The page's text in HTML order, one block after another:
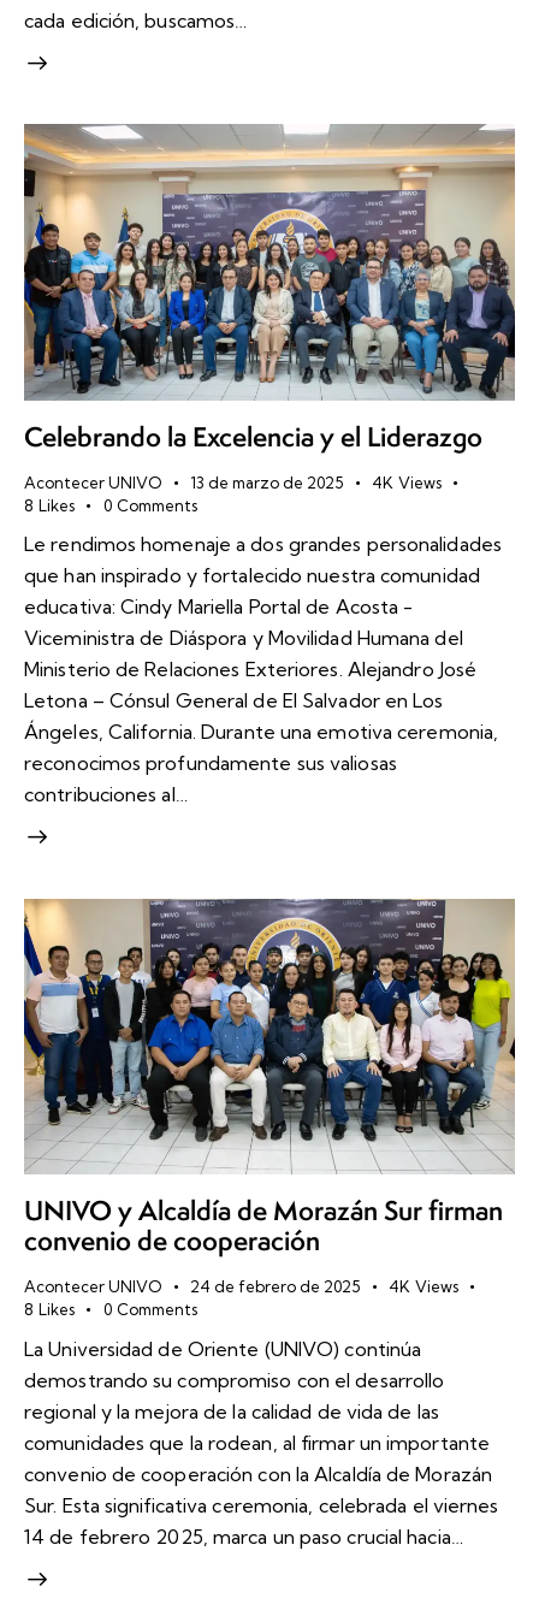
cada edición, buscamos…
Celebrando la Excelencia y el Liderazgo
Acontecer UNIVO 13 de marzo de 2025 4K Views
8 Likes 0 Comments
Le rendimos homenaje a dos grandes personalidades
que han inspirado y fortalecido nuestra comunidad
educativa: Cindy Mariella Portal de Acosta -
Viceministra de Diáspora y Movilidad Humana del
Ministerio de Relaciones Exteriores. Alejandro José
Letona – Cónsul General de El Salvador en Los
Ángeles, California. Durante una emotiva ceremonia,
reconocimos profundamente sus valiosas
contribuciones al…
UNIVO y Alcaldía de Morazán Sur firman
convenio de cooperación
Acontecer UNIVO 24 de febrero de 2025 4K Views
8 Likes 0 Comments
La Universidad de Oriente (UNIVO) continúa
demostrando su compromiso con el desarrollo
regional y la mejora de la calidad de vida de las
comunidades que la rodean, al firmar un importante
convenio de cooperación con la Alcaldía de Morazán
Sur. Esta significativa ceremonia, celebrada el viernes
14 de febrero 2025, marca un paso crucial hacia…